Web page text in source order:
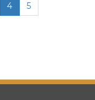
Página
actual
4 Página
5